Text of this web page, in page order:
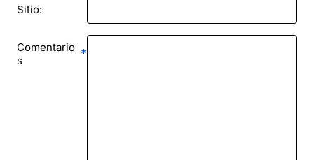
Sitio:
Comentario
s